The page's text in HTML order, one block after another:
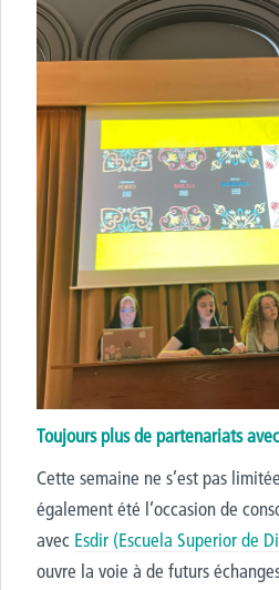
Toujours plus de partenariats
Cette semaine ne s’est pas
également été l’occasion de
avec Esdir (Escuela Superior de
ouvre la voie à de futurs